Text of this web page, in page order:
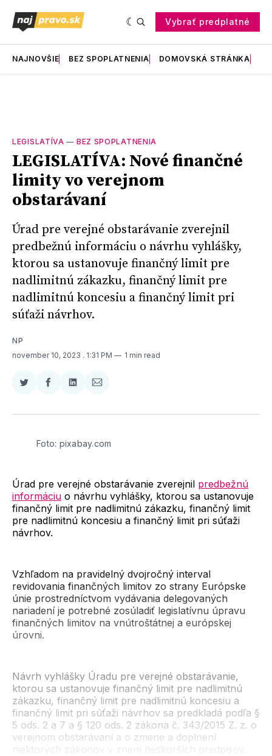
Vybrať predplatné
NAJNOVŠIE BEZ SPOPLATNENIA DOMOVSKÁ STRÁNKA
LEGISLATÍVA — BEZ SPOPLATNENIA
LEGISLATÍVA: Nové finančné
limity vo verejnom
obstarávaní
Úrad pre verejné obstarávanie zverejnil
predbežnú informáciu o návrhu vyhlášky,
ktorou sa ustanovuje finančný limit pre
nadlimitnú zákazku, finančný limit pre
nadlimitnú koncesiu a finančný limit pri
súťaži návrhov.
NP
november 10, 2023 . 1:31 PM 1 min read
Zdieľať
Twitter
Zdieľať
Facebooku
Zdieľať
LinkedIne
Zdieľať
E-
Foto: pixabay.com
Úrad pre verejné obstarávanie zverejnil predbežnú
informáciu o návrhu vyhlášky, ktorou sa ustanovuje
finančný limit pre nadlimitnú zákazku, finančný limit
pre nadlimitnú koncesiu a finančný limit pri súťaži
návrhov.
Vzhľadom na pravidelný dvojročný interval
revidovania finančných limitov zo strany Európske
únie prostredníctvom vydávania delegovaných
nariadení je potrebné zosúladiť legislatívnu úpravu
finančných limitov na vnútroštátnej a európskej
úrovni.
Návrh vyhlášky Úradu pre verejné obstarávanie,
ktorou sa ustanovuje finančný limit pre nadlimitnú
zákazku, finančný limit pre nadlimitnú koncesiu a
finančný limit pri súťaži návrhov sa predkladá podľa §
5 ods. 2 a 7 a § 120 ods. 2 zákona č. 343/2015 Z. z. o
verejnom obstarávaní a o zmene a doplnení
niektorých zákonov v znení neskorších predpisov.